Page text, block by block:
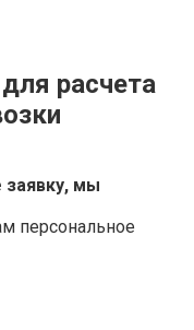
расчета
заявку, мы
персональное